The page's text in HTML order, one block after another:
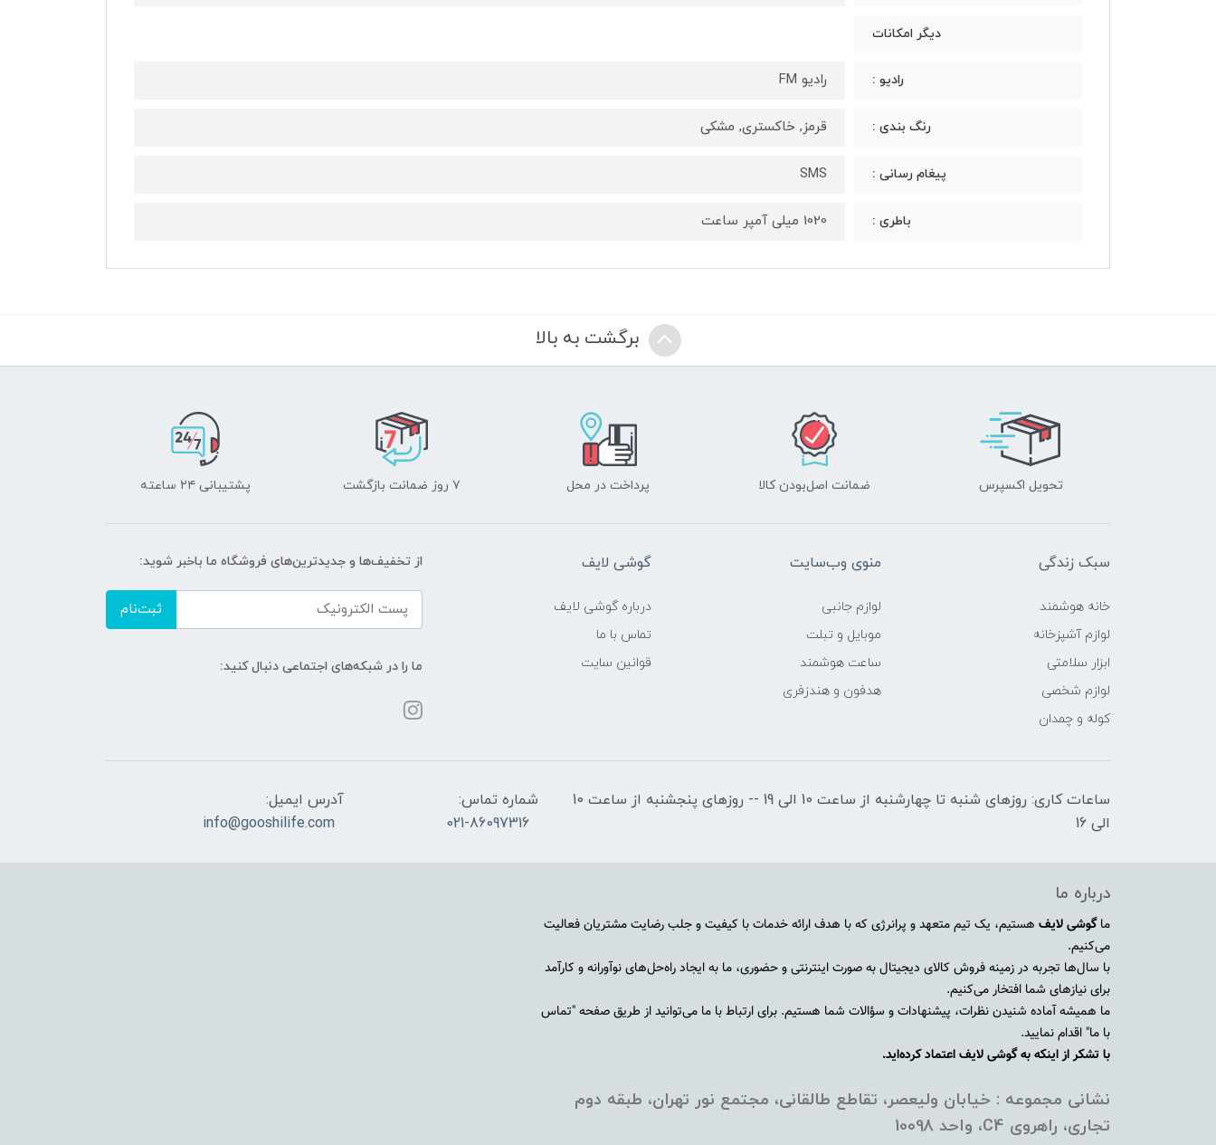
دیگر امکانات
رادیو : رادیو FM
رنگ بندی : قرمز, خاکستری, مشكی
پیغام رسانی : SMS
باطری : 1020 میلی آمپر ساعت
برگشت به بالا
تحویل اکسپرس ضمانت اصل‌بودن کالا پرداخت در محل ۷ روز ضمانت بازگشت پشتیبانی ۲۴ ساعته
سبک زندگی
خانه هوشمند
لوازم آشپزخانه
ابزار سلامتی
لوازم شخصی
کوله و چمدان
منوی وب‌سایت
لوازم جانبی
موبایل و تبلت
ساعت هوشمند
هدفون و هندزفری
گوشی لایف
درباره گوشی لایف
تماس با ما
قوانین سایت
از تخفیف‌ها و جدیدترین‌های فروشگاه ما باخبر شوید:
ثبت‌نام
ما را در شبکه‌های اجتماعی دنبال کنید:
ساعات کاری: روزهای شنبه تا چهارشنبه از ساعت 10 الی 19 -- روزهای پنجشنبه از ساعت 10
الی 16
شماره تماس:
021-86097316
آدرس ایمیل:
info@gooshilife.com
درباره ما
ماگوشی لایف هستیم، یک تیم متعهد و پرانرژی که با هدف ارائه خدمات با کیفیت و جلب رضایت مشتریان فعالیت
می‌کنیم.
با سال‌ها تجربه در زمینه فروش کالای دیجیتال به صورت اینترنتی و حضوری، ما به ایجاد راه‌حل‌های نوآورانه و کارآمد
برای نیازهای شما افتخار می‌کنیم.
ما همیشه آماده شنیدن نظرات، پیشنهادات و سؤالات شما هستیم. برای ارتباط با ما می‌توانید از طریق صفحه "تماس
با ما" اقدام نمایید.
با تشکر از اینکه به گوشی لایف اعتماد کرده‌اید.
نشانی مجموعه : خیابان ولیعصر، تقاطع طالقانی، مجتمع نور تهران، طبقه دوم
تجاری، راهروی C4، واحد 10098